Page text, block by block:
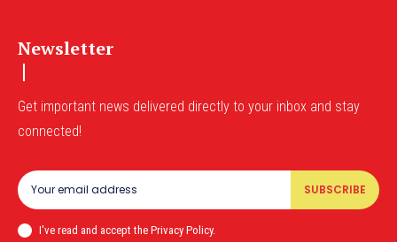
Newsletter
Get important news delivered directly to your inbox and stay
connected!
SUBSCRIBE
I've read and accept the Privacy Policy.